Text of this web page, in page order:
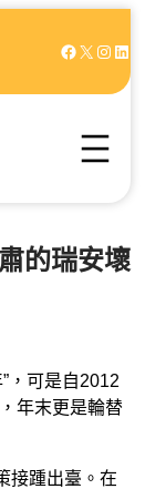
Facebook X Instagram LinkedIn
的瑞安壞
，可是自2012
年末更是輪替
踵出臺。在